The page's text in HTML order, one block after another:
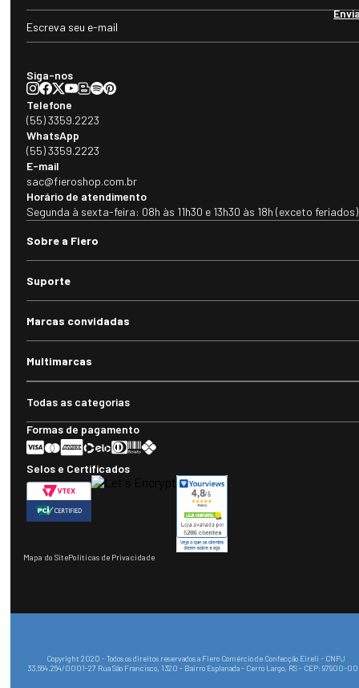
Sugestões dos Viajantes
Jaqueta Masculina puffer Puerto Varas Impermeável De Pluma
Alpine Pro Com Capuz Removível
R$ 1.384,00 R$ 1.176,00
(10x de R$ 117,60 sem juros)
R$1.000,00
Newsletter
Faça parte da nossa comunidade Viajantes do Inverno e receba as
novidades e promoções em primeira mão no seu e-mail!